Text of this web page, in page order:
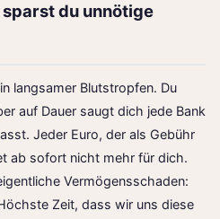
sparst du unnötige
langsamer Blutstropfen. Du
auf Dauer saugt dich jede Bank
Jeder Euro, der als Gebühr
ab sofort nicht mehr für dich.
Vermögensschaden:
Zeit, dass wir uns diese